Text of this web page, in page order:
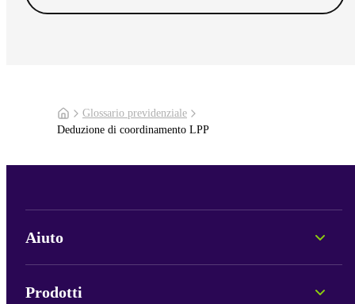
Glossario previdenziale
Deduzione di coordinamento LPP
Aiuto
Informazioni sui Fondi
Prodotti